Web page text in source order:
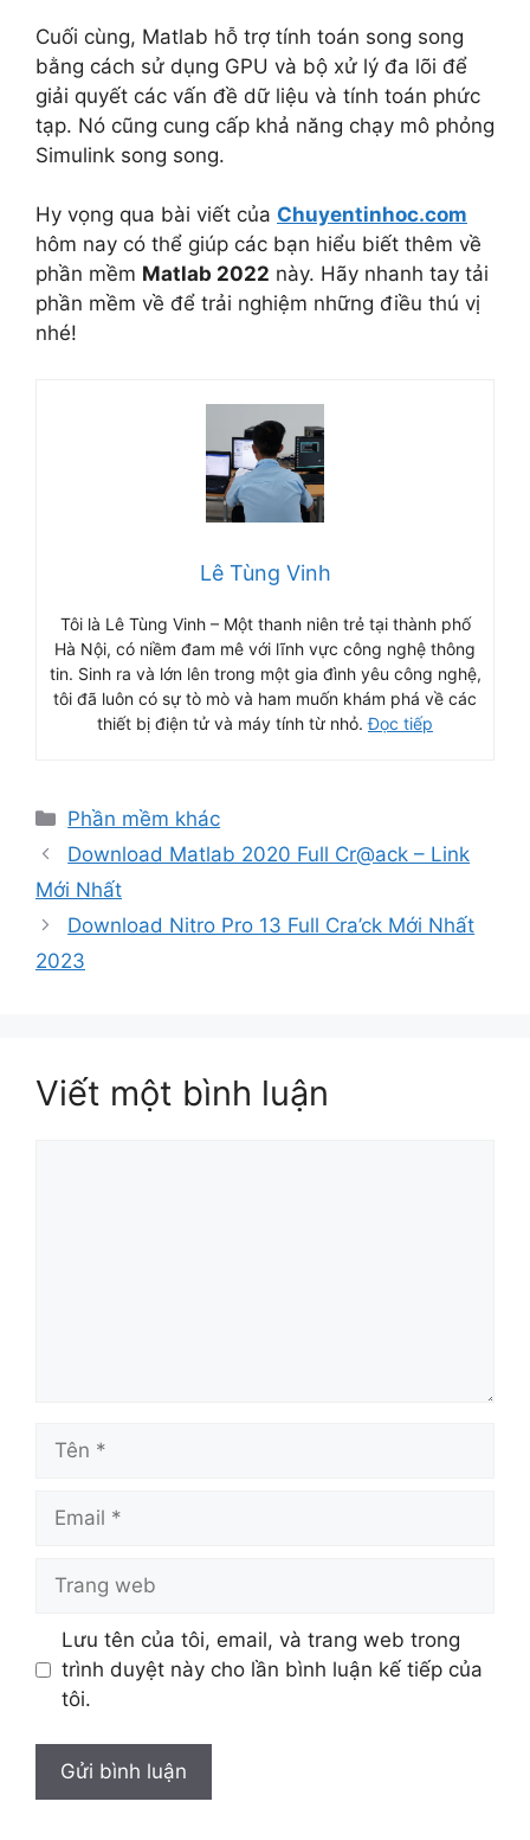
Cuối cùng, Matlab hỗ trợ tính toán song song
bằng cách sử dụng GPU và bộ xử lý đa lõi để
giải quyết các vấn đề dữ liệu và tính toán phức
tạp. Nó cũng cung cấp khả năng chạy mô phỏng
Simulink song song.
Hy vọng qua bài viết của Chuyentinhoc.com
hôm nay có thể giúp các bạn hiểu biết thêm về
phần mềm Matlab 2022 này. Hãy nhanh tay tải
phần mềm về để trải nghiệm những điều thú vị
nhé!
Lê Tùng Vinh
Tôi là Lê Tùng Vinh – Một thanh niên trẻ tại thành phố
Hà Nội, có niềm đam mê với lĩnh vực công nghệ thông
tin. Sinh ra và lớn lên trong một gia đình yêu công nghệ,
tôi đã luôn có sự tò mò và ham muốn khám phá về các
thiết bị điện tử và máy tính từ nhỏ.Đọc tiếp
Danh
mục
Phần mềm khác
Download Matlab 2020 Full Cr@ack – Link
Mới Nhất
Download Nitro Pro 13 Full Cra’ck Mới Nhất
2023
Viết một bình luận
web
Lưu tên của tôi, email, và trang web trong
trình duyệt này cho lần bình luận kế tiếp của
tôi.